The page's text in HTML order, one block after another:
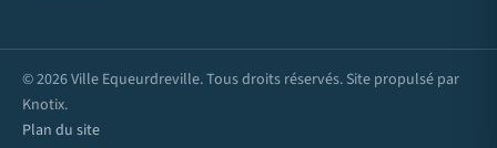
© 2026 Ville Equeurdreville. Tous droits réservés. Site propulsé par
Knotix.
Plan du site